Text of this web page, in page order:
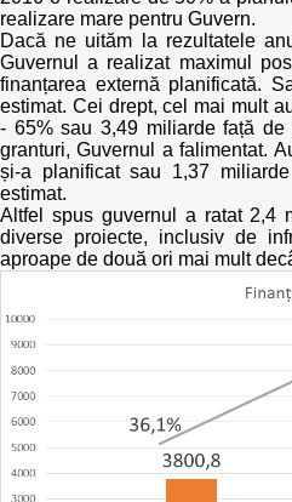
Echipa
Scrisori de mulțumire
Media despre IDIS
Rapoarte
Inițiative în derulare
Inițiative desfășurate
Manual de proceduri
Note & poziții​
Organigrama IDIS
Integrare europeană
Politici sociale
Investigații în achizțiile publice
Politici regionale
Bunele practici
Transparența guvernării locale
People Watch
Proces democratic
Buletinul informativ
Nr.8, iunie 2023
realizare mare pentru Guvern.
Dacă ne uităm la rezultatele
Guvernul a realizat maximul
finanțarea externă planificată.
estimat. Cei drept, cel mai mult
- 65% sau 3,49 miliarde față de
granturi, Guvernul a falimentat.
și-a planificat sau 1,37
estimat.
Altfel spus guvernul a ratat 2,4
diverse proiecte, inclusiv de
aproape de două ori mai mult